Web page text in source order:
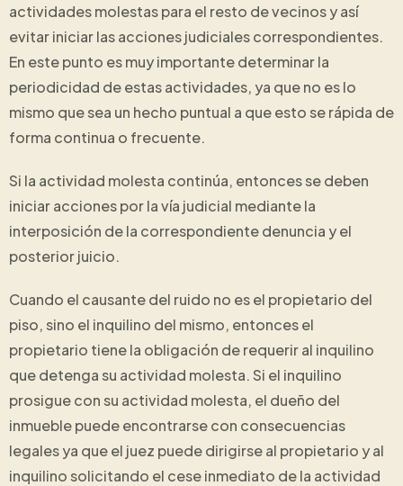
actividades molestas para el resto de vecinos y así
evitar iniciar las acciones judiciales correspondientes.
En este punto es muy importante determinar la
periodicidad de estas actividades, ya que no es lo
mismo que sea un hecho puntual a que esto se rápida de
forma continua o frecuente.
Si la actividad molesta continúa, entonces se deben
iniciar acciones por la vía judicial mediante la
interposición de la correspondiente denuncia y el
posterior juicio.
Cuando el causante del ruido no es el propietario del
piso, sino el inquilino del mismo, entonces el
propietario tiene la obligación de requerir al inquilino
que detenga su actividad molesta. Si el inquilino
prosigue con su actividad molesta, el dueño del
inmueble puede encontrarse con consecuencias
legales ya que el juez puede dirigirse al propietario y al
inquilino solicitando el cese inmediato de la actividad